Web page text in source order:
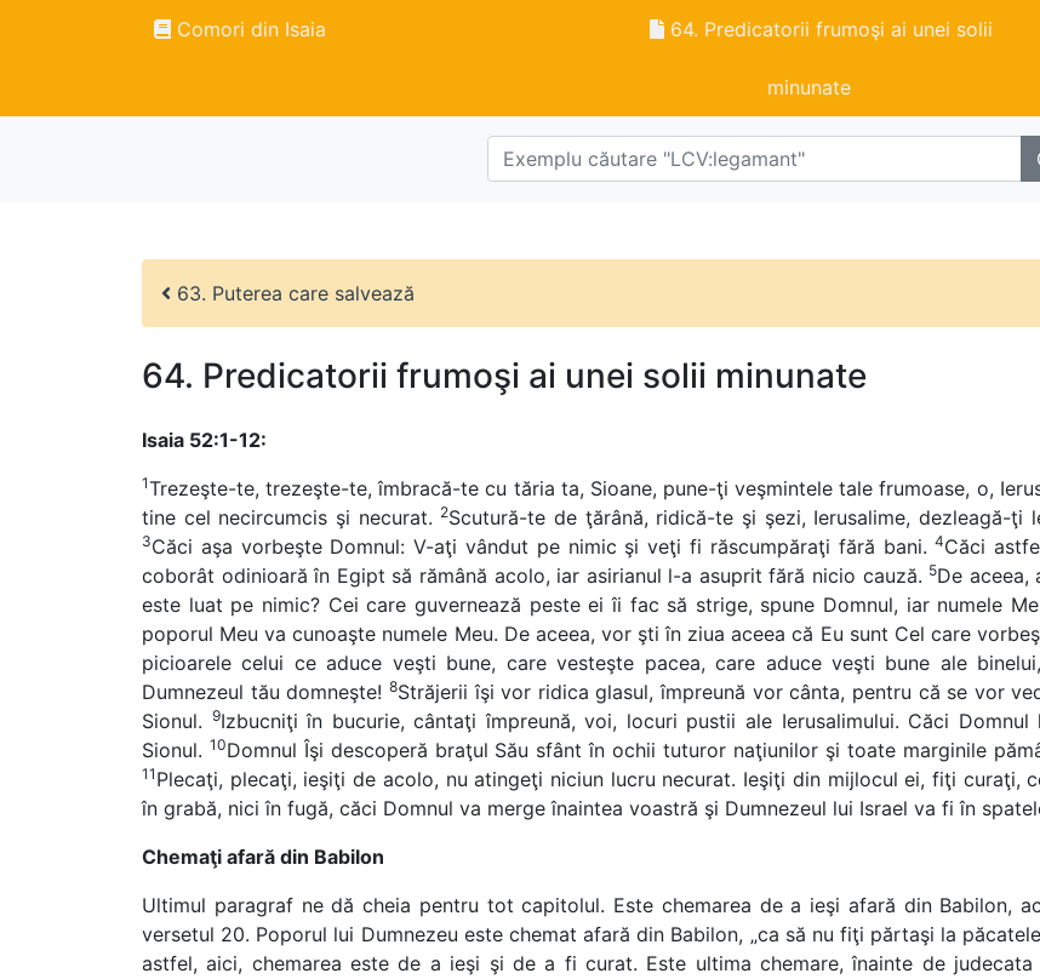
Comori din Isaia 64. Predicatorii frumoşi ai unei solii
minunate
63. Puterea care salvează
64. Predicatorii frumoşi ai unei solii minunate
Isaia 52:1-12:
1Trezeşte-te, trezeşte-te, îmbracă-te cu tăria ta, Sioane, pune-ţi veşmintele tale frumoase, o,
tine cel necircumcis şi necurat. 2Scutură-te de ţărână, ridică-te şi şezi, Ierusalime, dezleagă-
3Căci aşa vorbeşte Domnul: V-aţi vândut pe nimic şi veţi fi răscumpăraţi fără bani.4Căci
coborât odinioară în Egipt să rămână acolo, iar asirianul l-a asuprit fără nicio cauză. 5De aceea,
este luat pe nimic? Cei care guvernează peste ei îi fac să strige, spune Domnul, iar numele
poporul Meu va cunoaşte numele Meu. De aceea, vor şti în ziua aceea că Eu sunt Cel care
picioarele celui ce aduce veşti bune, care vesteşte pacea, care aduce veşti bune ale
Dumnezeul tău domneşte! 8Străjerii îşi vor ridica glasul, împreună vor cânta, pentru că se vor
Sionul. 9Izbucniţi în bucurie, cântaţi împreună, voi, locuri pustii ale Ierusalimului. Căci
Sionul. 10Domnul Îşi descoperă braţul Său sfânt în ochii tuturor naţiunilor şi toate marginile
11 Plecaţi, plecaţi, ieşiţi de acolo, nu atingeţi niciun lucru necurat. Ieşiţi din mijlocul ei, fiţi curaţi,
în grabă, nici în fugă, căci Domnul va merge înaintea voastră şi Dumnezeul lui Israel va fi în
Chemaţi afară din Babilon
Ultimul paragraf ne dă cheia pentru tot capitolul. Este chemarea de a ieşi afară din Babilon,
versetul 20. Poporul lui Dumnezeu este chemat afară din Babilon, „ca să nu fiţi părtaşi la
astfel, aici, chemarea este de a ieşi şi de a fi curat. Este ultima chemare, înainte de